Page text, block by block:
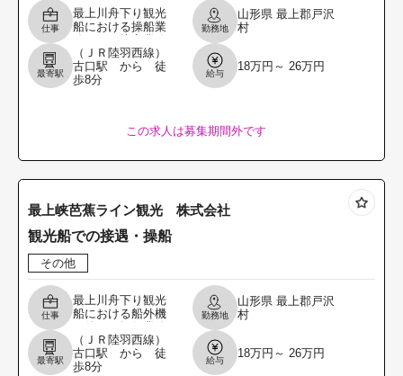
仕事
最上川舟下り観光
船における操船業
に従事していただ
きます。 【主な業
務内容】 ・船外機
勤務地
山形県 最上郡戸沢
村
最寄駅
（ＪＲ陸羽西線）
古口駅 から 徒
歩8分
給与
18万円～ 26万円
この求人は募集期間外です
最上峡芭蕉ライン観光 株式会社
観光船での接遇・操船
その他
仕事
最上川舟下り観光
船における船外機
および接遇業務 ・
お客様の誘導、乗
船の補助 ・名所案
勤務地
山形県 最上郡戸沢
村
最寄駅
（ＪＲ陸羽西線）
古口駅 から 徒
歩8分
給与
18万円～ 26万円